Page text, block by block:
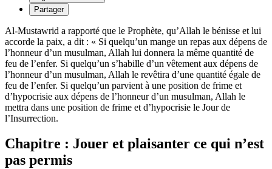
Partager
Al-Mustawrid a rapporté que le Prophète, qu’Allah le bénisse et lui
accorde la paix, a dit : « Si quelqu’un mange un repas aux dépens de
l’honneur d’un musulman, Allah lui donnera la même quantité de
feu de l’enfer. Si quelqu’un s’habille d’un vêtement aux dépens de
l’honneur d’un musulman, Allah le revêtira d’une quantité égale de
feu de l’enfer. Si quelqu’un parvient à une position de frime et
d’hypocrisie aux dépens de l’honneur d’un musulman, Allah le
mettra dans une position de frime et d’hypocrisie le Jour de
l’Insurrection.
Chapitre : Jouer et plaisanter ce qui n’est
pas permis